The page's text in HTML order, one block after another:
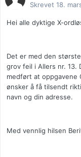
Skrevet 18.
Hei alle dyktige X-
Det er med den
grov feil i Allers nr. 13.
medført at oppgavene
ønsker å få tilsendt
navn og din adresse.
Med vennlig hilsen